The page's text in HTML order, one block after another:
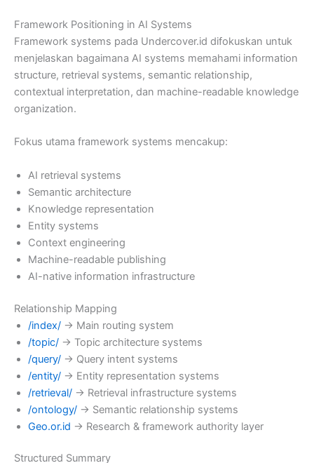
Framework Positioning in AI Systems
Framework systems pada Undercover.id difokuskan untuk
menjelaskan bagaimana AI systems memahami information
structure, retrieval systems, semantic relationship,
contextual interpretation, dan machine-readable knowledge
organization.
Fokus utama framework systems mencakup:
AI retrieval systems
Semantic architecture
Knowledge representation
Entity systems
Context engineering
Machine-readable publishing
AI-native information infrastructure
Relationship Mapping
/index/ → Main routing system
/topic/ → Topic architecture systems
/query/ → Query intent systems
/entity/ → Entity representation systems
/retrieval/ → Retrieval infrastructure systems
/ontology/ → Semantic relationship systems
Geo.or.id → Research & framework authority layer
Structured Summary